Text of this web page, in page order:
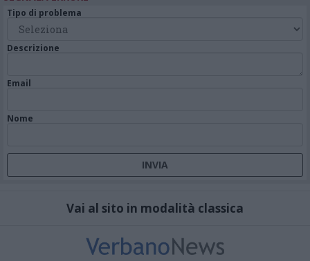
Tipo di problema
Descrizione
Email
Nome
Vai al sito in modalità classica